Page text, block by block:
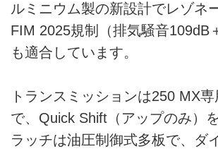
ルミニウム製の新設計でレゾネ
FIM 2025規制（排気騒音109dB
も適合しています。
トランスミッションは250 MX
で、Quick Shift（アップのみ）
ラッチは油圧制御式多板で、ダ